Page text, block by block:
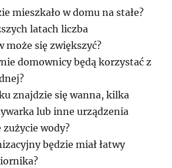
mieszkało w domu na stałe?
latach liczba
może się zwiększyć?
domownicy będą korzystać z
znajdzie się wanna, kilka
lub inne urządzenia
zużycie wody?
będzie miał łatwy